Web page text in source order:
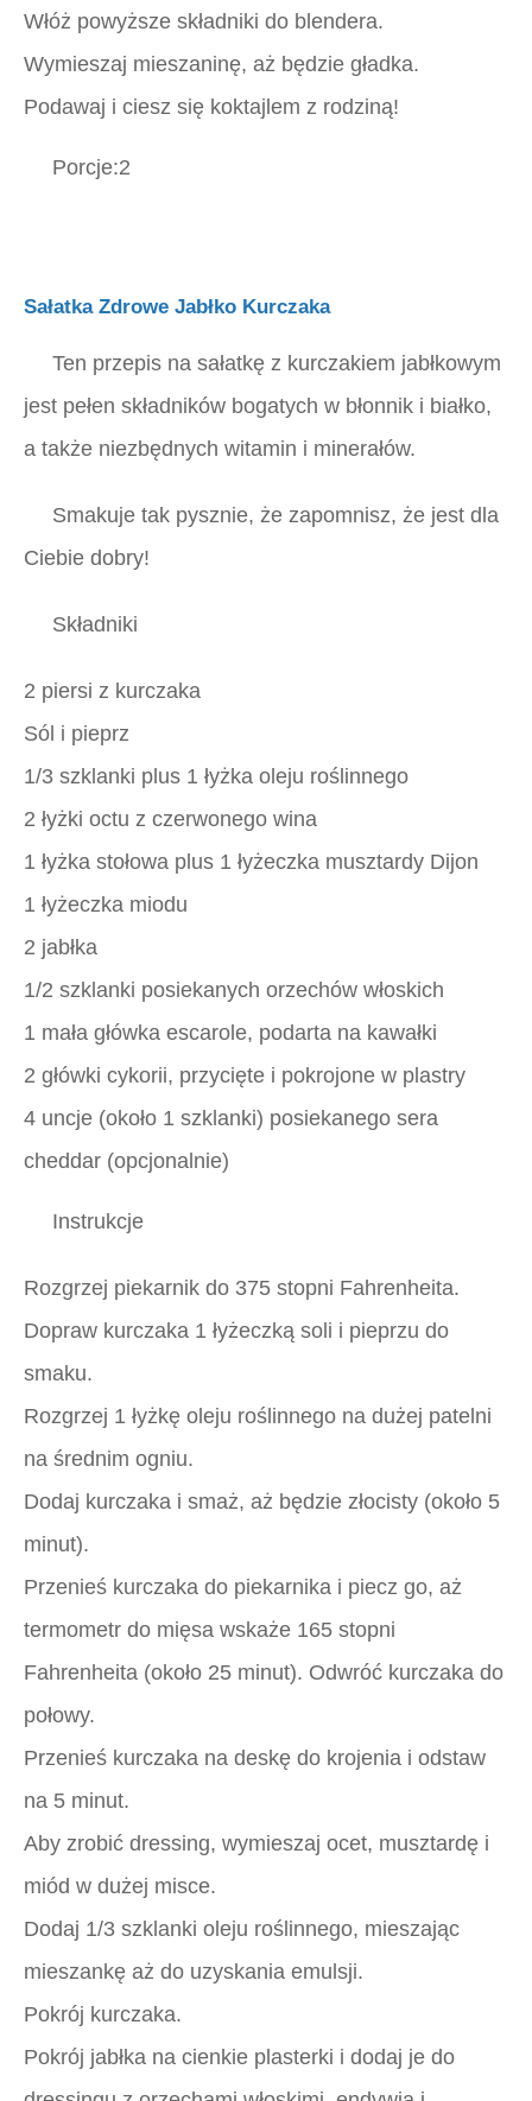
Włóż powyższe składniki do blendera.
Wymieszaj mieszaninę, aż będzie gładka.
Podawaj i ciesz się koktajlem z rodziną!
Porcje:2
Sałatka Zdrowe Jabłko Kurczaka
Ten przepis na sałatkę z kurczakiem jabłkowym
jest pełen składników bogatych w błonnik i białko,
a także niezbędnych witamin i minerałów.
Smakuje tak pysznie, że zapomnisz, że jest dla
Ciebie dobry!
Składniki
2 piersi z kurczaka
Sól i pieprz
1/3 szklanki plus 1 łyżka oleju roślinnego
2 łyżki octu z czerwonego wina
1 łyżka stołowa plus 1 łyżeczka musztardy Dijon
1 łyżeczka miodu
2 jabłka
1/2 szklanki posiekanych orzechów włoskich
1 mała główka escarole, podarta na kawałki
2 główki cykorii, przycięte i pokrojone w plastry
4 uncje (około 1 szklanki) posiekanego sera
cheddar (opcjonalnie)
Instrukcje
Rozgrzej piekarnik do 375 stopni Fahrenheita.
Dopraw kurczaka 1 łyżeczką soli i pieprzu do
smaku.
Rozgrzej 1 łyżkę oleju roślinnego na dużej patelni
na średnim ogniu.
Dodaj kurczaka i smaż, aż będzie złocisty (około 5
minut).
Przenieś kurczaka do piekarnika i piecz go, aż
termometr do mięsa wskaże 165 stopni
Fahrenheita (około 25 minut). Odwróć kurczaka do
połowy.
Przenieś kurczaka na deskę do krojenia i odstaw
na 5 minut.
Aby zrobić dressing, wymieszaj ocet, musztardę i
miód w dużej misce.
Dodaj 1/3 szklanki oleju roślinnego, mieszając
mieszankę aż do uzyskania emulsji.
Pokrój kurczaka.
Pokrój jabłka na cienkie plasterki i dodaj je do